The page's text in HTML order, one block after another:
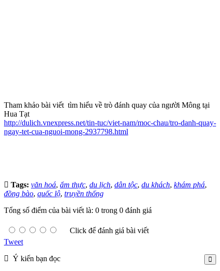
Tham khảo bài viết tìm hiểu về trò đánh quay của người Mông tại
Hua Tạt
http://dulich.vnexpress.net/tin-tuc/viet-nam/moc-chau/tro-danh-quay-
ngay-tet-cua-nguoi-mong-2937798.html
Tags: văn hoá, ẩm thực, du lịch, dân tộc, du khách, khám phá,
đồng bào, quốc lộ, truyền thống
Tổng số điểm của bài viết là: 0 trong 0 đánh giá
Click để đánh giá bài viết
Tweet
Ý kiến bạn đọc